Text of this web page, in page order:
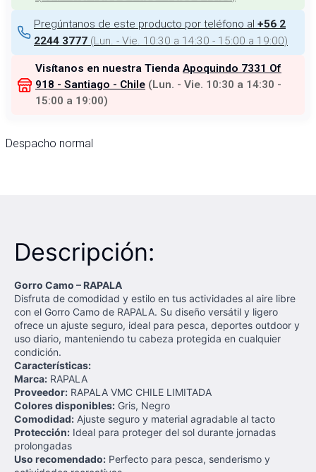
Pregúntanos de este producto por teléfono al +56 2
2244 3777 (Lun. - Vie. 10:30 a 14:30 - 15:00 a 19:00)
Visítanos en nuestra Tienda Apoquindo 7331 Of
918 - Santiago - Chile (Lun. - Vie. 10:30 a 14:30 -
15:00 a 19:00)
Despacho normal
Descripción:
Gorro Camo – RAPALA
Disfruta de comodidad y estilo en tus actividades al aire libre
con el Gorro Camo de RAPALA. Su diseño versátil y ligero
ofrece un ajuste seguro, ideal para pesca, deportes outdoor y
uso diario, manteniendo tu cabeza protegida en cualquier
condición.
Características:
Marca: RAPALA
Proveedor: RAPALA VMC CHILE LIMITADA
Colores disponibles: Gris, Negro
Comodidad: Ajuste seguro y material agradable al tacto
Protección: Ideal para proteger del sol durante jornadas
prolongadas
Uso recomendado: Perfecto para pesca, senderismo y